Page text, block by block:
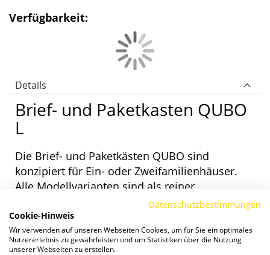
Verfügbarkeit:
Details
Brief- und Paketkasten QUBO
L
Die Brief- und Paketkästen QUBO sind
konzipiert für Ein- oder Zweifamilienhäuser.
Alle Modellvarianten sind als reiner
Paketkasten, mit einem oder zwei Briefkästen
sowie mit oder ohne Sprech-/ Klingelsystem
verfügbar. Wahlweise mit Entnahme vorn oder
hinten. Bestehend aus verzinktem,
Datenschutzbestimmungen
Cookie-Hinweis
Wir verwenden auf unseren Webseiten Cookies, um für Sie ein optimales
Nutzererlebnis zu gewährleisten und um Statistiken über die Nutzung
unserer Webseiten zu erstellen.